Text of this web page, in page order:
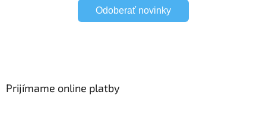
Odoberať novinky
Prijímame online platby